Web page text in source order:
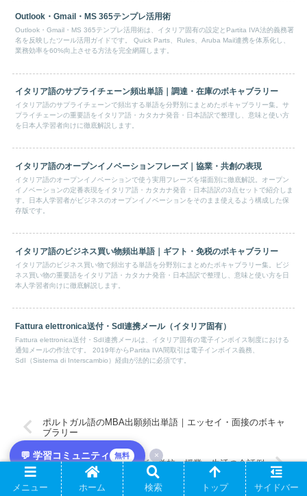
💬 学習コミュニティ 無料 ×
Outlook・Gmail・MS 365テンプレ活用術
Outlook・Gmail・MS 365テンプレ活用術は、イタリア固有の設定とPartita IVA法的義務署
名を反映したツール活用ガイドです。 Quick Parts、Rules、Aruba Mail連携を体系化し、
業務効率を60%向上させる方法を完全網羅します。
イタリア語のサプライチェーン頻出単語｜調達・在庫のボキャブラリー
イタリア語のサプライチェーンで頻出する単語を分野別にまとめたボキャブラリー集。サ
プライチェーンの重要語をイタリア語・カタカナ発音・日本語訳で整理し、意味と使い方
を日本人学習者向けに徹底解説します。
イタリア語のオープンイノベーションフレーズ｜協業・共創の表現
イタリア語のオープンイノベーションで使う実用フレーズを場面別に徹底解説。オープン
イノベーションの定番表現をイタリア語・カタカナ発音・日本語訳の3点セットで紹介しま
す。日本人学習者がビジネスのオープンイノベーションをそのまま使えるよう構成した保
存版です。
イタリア語のビジネス買い物頻出単語｜ギフト・免税のボキャブラリー
イタリア語のビジネス買い物で頻出する単語を分野別にまとめたボキャブラリー集。ビジ
ネス買い物の重要語をイタリア語・カタカナ発音・日本語訳で整理し、意味と使い方を日
本人学習者向けに徹底解説します。
Fattura elettronica送付・SdI連携メール（イタリア固有）
Fattura elettronica送付・SdI連携メールは、イタリア固有の電子インボイス制度における
通知メールの作法です。 2019年からPartita IVA間取引は電子インボイス義務、
SdI（Sistema di Interscambio）経由が法的に必須です。
ポルトガル語のMBA出願頻出単語｜エッセイ・面接のボキャ
ブラリー
イタリア語の留学ダイアログ｜学校・授業・生活の会話例
メニュー ホーム 検索 トップ サイドバー